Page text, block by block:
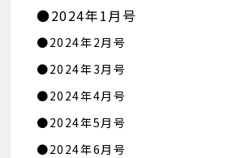
●2024年1月号
●2024年2月号
●2024年3月号
●2024年4月号
●2024年5月号
●2024年6月号